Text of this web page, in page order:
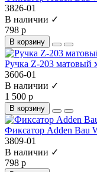
3826-01
В наличии ✓
798 р
В корзину
Ручка Z-203 матовый
3606-01
В наличии ✓
1 500 р
В корзину
Фиксатор Adden Bau
3809-01
В наличии ✓
798 р